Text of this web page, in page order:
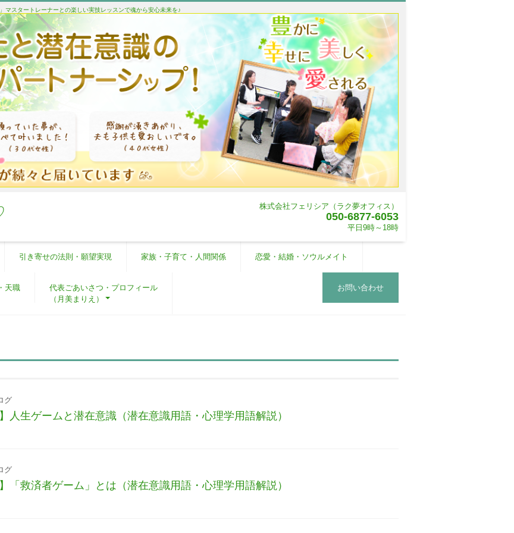
スタートレーナーとの楽しい実技レッスンで魂から安心未来を♪
株式会社フェリシア（ラク夢オフィス）
050-6877-6053
平日9時～18時
引き寄せの法則・願望実現 家族・子育て・人間関係 恋愛・結婚・ソウルメイト
天職
代表ごあいさつ・プロフィール
（月美まりえ）
お問い合わせ
グ
⼈⽣ゲームと潜在意識（潜在意識用語・心理学用語解説）
グ
「救済者ゲーム」とは（潜在意識用語・心理学用語解説）